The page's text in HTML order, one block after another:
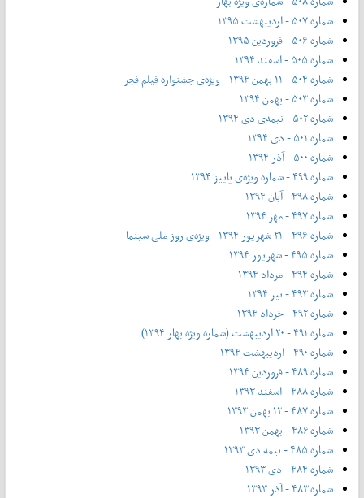
شماره ۵۰۷ - اردیبهشت ۱۳۹۵
شماره ۵۰۶ - فروردین ۱۳۹۵
شماره ۵۰۵ - اسفند ۱۳۹۴
شماره ۵۰۴ - ۱۱ بهمن ۱۳۹۴ - ویژه‌ی جشنواره فیلم فجر
شماره ۵۰۳ - بهمن ۱۳۹۴
شماره ۵۰۲ - نیمه‌ی دی ۱۳۹۴
شماره ۵۰۱ - دی ۱۳۹۴
شماره ۵۰۰ - آذر ۱۳۹۴
شماره ۴۹۹ - شماره ویژه‌ی پاییز ۱۳۹۴
شماره ۴۹۸ - آبان ۱۳۹۴
شماره ۴۹۷ - مهر ۱۳۹۴
شماره ۴۹۶ - ۲۱ شهریور ۱۳۹۴ - ویژه‌ی روز ملی سینما
شماره ۴۹۵ - شهریور ۱۳۹۴
شماره ۴۹۴ - مرداد ۱۳۹۴
شماره ۴۹۳ - تیر ۱۳۹۴
شماره ۴۹۲ - خرداد ۱۳۹۴
شماره ۴۹۱ - ۲۰ اردیبهشت (شماره ویژه بهار ۱۳۹۴)
شماره ۴۹۰ - اردیبهشت ۱۳۹۴
شماره ۴۸۹ - فروردین ۱۳۹۴
شماره ۴۸۸ - اسفند ۱۳۹۳
شماره ۴۸۷ - ۱۲ بهمن ۱۳۹۳
شماره ۴۸۶ - بهمن ۱۳۹۳
شماره ۴۸۵ - نیمه دی ۱۳۹۳
شماره ۴۸۴ - دی ۱۳۹۳
شماره ۴۸۳ - آذر ۱۳۹۳